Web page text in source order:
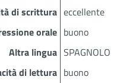
di scrittura eccellente
orale buono
Altra lingua SPAGNOLO
di lettura buono